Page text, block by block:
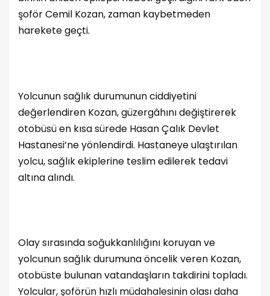
şoför Cemil Kozan, zaman kaybetmeden
harekete geçti.
Yolcunun sağlık durumunun ciddiyetini
değerlendiren Kozan, güzergâhını değiştirerek
otobüsü en kısa sürede Hasan Çalık Devlet
Hastanesi’ne yönlendirdi. Hastaneye ulaştırılan
yolcu, sağlık ekiplerine teslim edilerek tedavi
altına alındı.
Olay sırasında soğukkanlılığını koruyan ve
yolcunun sağlık durumuna öncelik veren Kozan,
otobüste bulunan vatandaşların takdirini topladı.
Yolcular, şoförün hızlı müdahalesinin olası daha